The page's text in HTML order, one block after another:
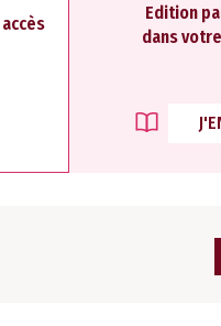
Edition
dans